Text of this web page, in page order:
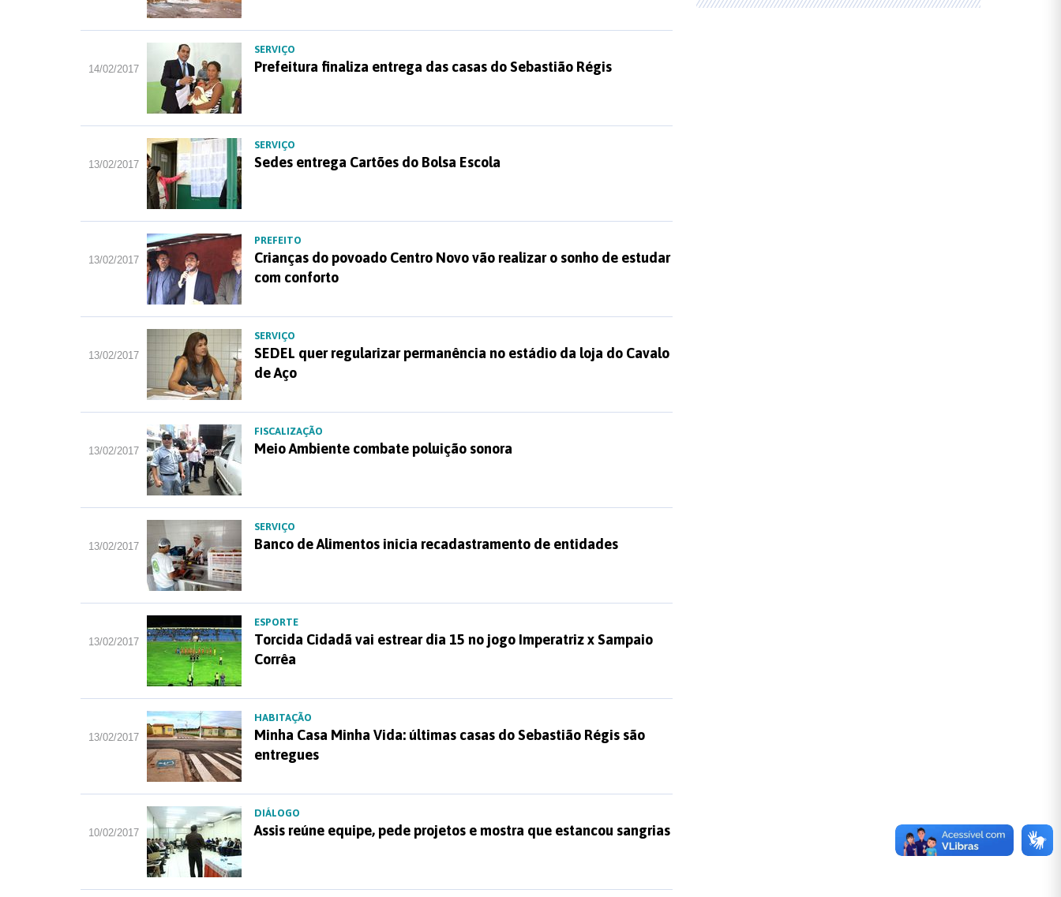
14/02/2017
SERVIÇO
Prefeitura finaliza entrega das casas do Sebastião Régis
13/02/2017
SERVIÇO
Sedes entrega Cartões do Bolsa Escola
13/02/2017
PREFEITO
Crianças do povoado Centro Novo vão realizar o sonho de estudar
com conforto
13/02/2017
SERVIÇO
SEDEL quer regularizar permanência no estádio da loja do Cavalo
de Aço
13/02/2017
FISCALIZAÇÃO
Meio Ambiente combate poluição sonora
13/02/2017
SERVIÇO
Banco de Alimentos inicia recadastramento de entidades
13/02/2017
ESPORTE
Torcida Cidadã vai estrear dia 15 no jogo Imperatriz x Sampaio
Corrêa
13/02/2017
HABITAÇÃO
Minha Casa Minha Vida: últimas casas do Sebastião Régis são
entregues
10/02/2017
DIÁLOGO
Assis reúne equipe, pede projetos e mostra que estancou sangrias